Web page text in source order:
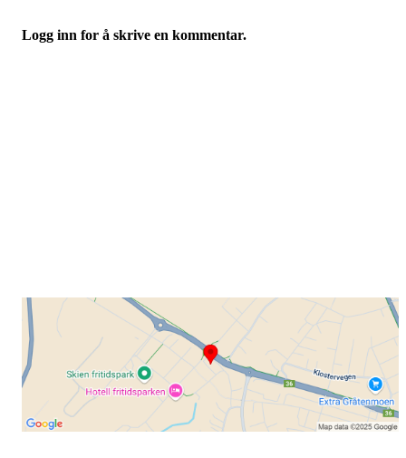
Logg inn for å skrive en kommentar.